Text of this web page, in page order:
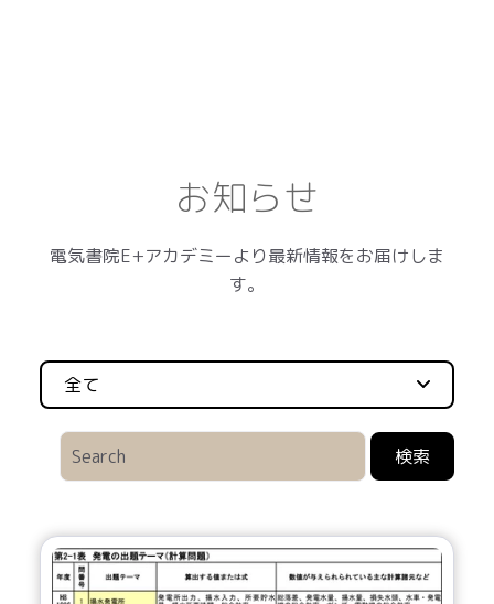
お知らせ
電気書院E+アカデミーより最新情報をお届けしま
す。
全て
検索